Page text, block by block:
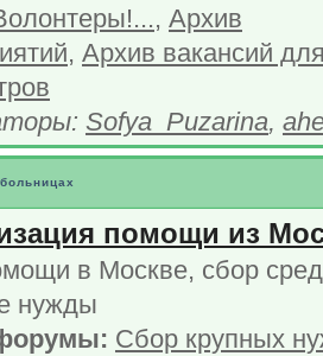
, Архив
, Архив вакансий
Sofya_Puzarina,
помощи из
в Москве, сбор
нужды
Сбор крупных